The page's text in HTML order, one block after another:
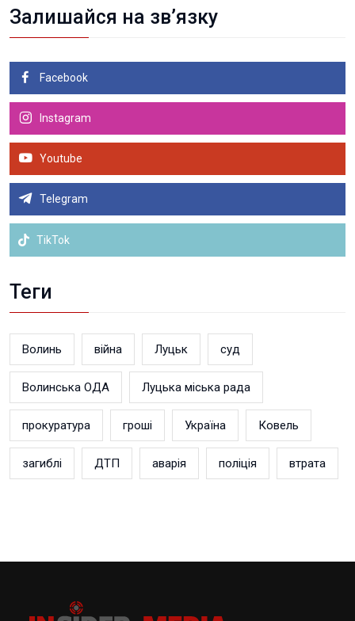
Залишайся на зв’язку
Facebook
Instagram
Youtube
Telegram
TikTok
Теги
Волинь війна Луцьк суд
Волинська ОДА Луцька міська рада
прокуратура гроші Україна Ковель
загиблі ДТП аварія поліція втрата